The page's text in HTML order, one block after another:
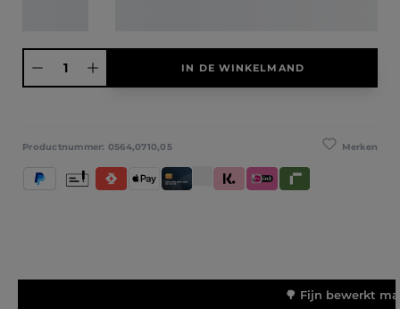
IN DE WINKELMAND
Merken
Productnummer: 0564,0710,05
PayPal SatispayApple PayCreditcard / BetaalpasKlarna (Achteraf betalen / In
iDeal IN3Riverty
Vooruitbetaling
🌳 Fijn bewerkt